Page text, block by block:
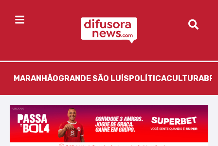
MARANHÃOGRANDE SÃO LUÍS POLÍTICACULTURA